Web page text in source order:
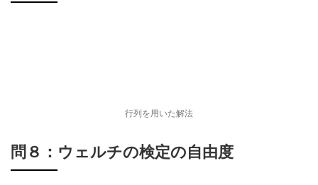
行列を用いた解法
問８：ウェルチの検定の自由度